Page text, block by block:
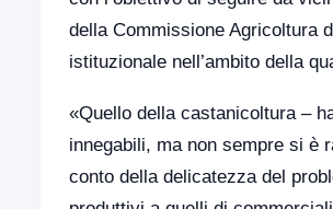
della Commissione Agricoltura
istituzionale nell’ambito della
«Quello della castanicoltura –
innegabili, ma non sempre si è
conto della delicatezza del